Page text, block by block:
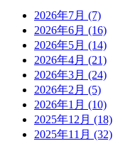
2026年7月 (7)
2026年6月 (16)
2026年5月 (14)
2026年4月 (21)
2026年3月 (24)
2026年2月 (5)
2026年1月 (10)
2025年12月 (18)
2025年11月 (32)